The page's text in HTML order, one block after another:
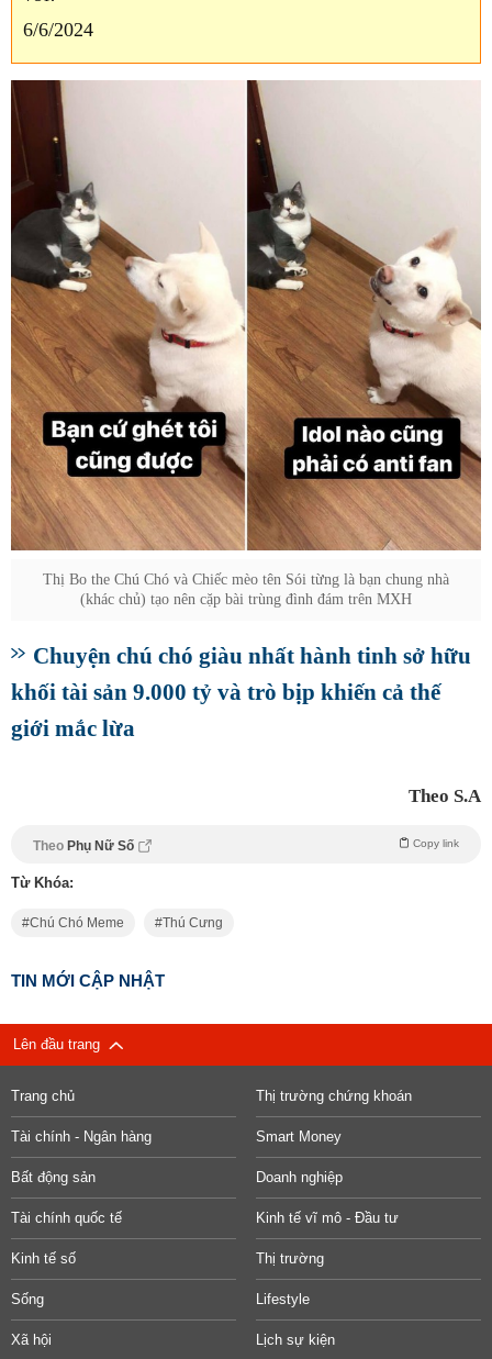
6/6/2024
Thị Bo the Chú Chó và Chiếc mèo tên Sói từng là bạn chung nhà
(khác chủ) tạo nên cặp bài trùng đình đám trên MXH
Chuyện chú chó giàu nhất hành tinh sở hữu
khối tài sản 9.000 tỷ và trò bịp khiến cả thế
giới mắc lừa
Theo S.A
Theo Phụ Nữ Số Copy link
Từ Khóa:
Chú Chó Meme Thú Cưng
TIN MỚI CẬP NHẬT
Lên đầu trang
Trang chủ Thị trường chứng khoán
Tài chính - Ngân hàng Smart Money
Bất động sản Doanh nghiệp
Tài chính quốc tế Kinh tế vĩ mô - Đầu tư
Kinh tế số Thị trường
Sống Lifestyle
Xã hội Lịch sự kiện